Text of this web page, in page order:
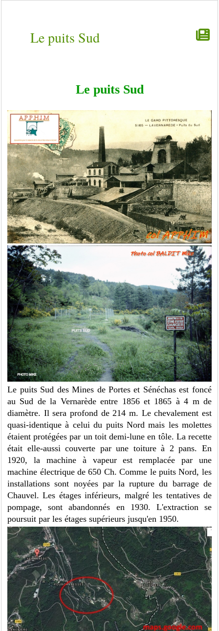
Le puits Sud
Le puits Sud
Le puits Sud des Mines de Portes et Sénéchas est foncé
au Sud de la Vernarède entre 1856 et 1865 à 4 m de
diamètre. Il sera profond de 214 m. Le chevalement est
quasi-identique à celui du puits Nord mais les molettes
étaient protégées par un toit demi-lune en tôle. La recette
était elle-aussi couverte par une toiture à 2 pans. En
1920, la machine à vapeur est remplacée par une
machine électrique de 650 Ch. Comme le puits Nord, les
installations sont noyées par la rupture du barrage de
Chauvel. Les étages inférieurs, malgré les tentatives de
pompage, sont abandonnés en 1930. L'extraction se
poursuit par les étages supérieurs jusqu'en 1950.